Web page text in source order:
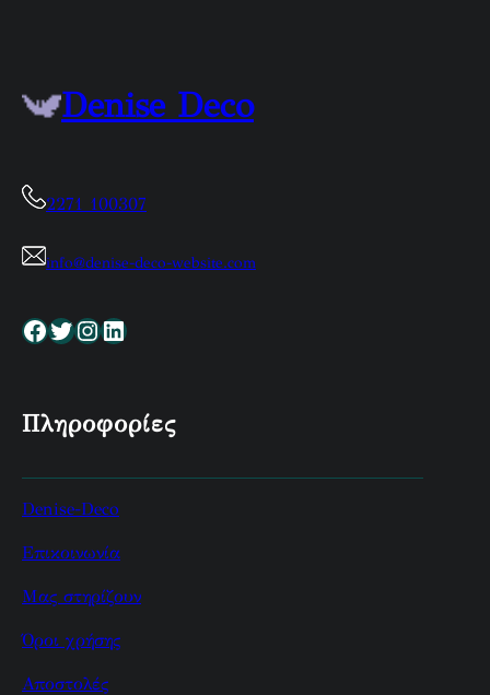
Denise Deco
2271 100307
info@denise-deco-website.com
Facebook Twitter InstagramLinkedin
Πληροφορίες
Denise-Deco
Επικοινωνία
Μας στηρίζουν
Όροι χρήσης
Αποστολές